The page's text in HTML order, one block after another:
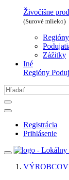
Živočíšne
(Surové mlieko)
Regióny
Zážitky
Iné
Regióny
Registrácia
Prihlásenie